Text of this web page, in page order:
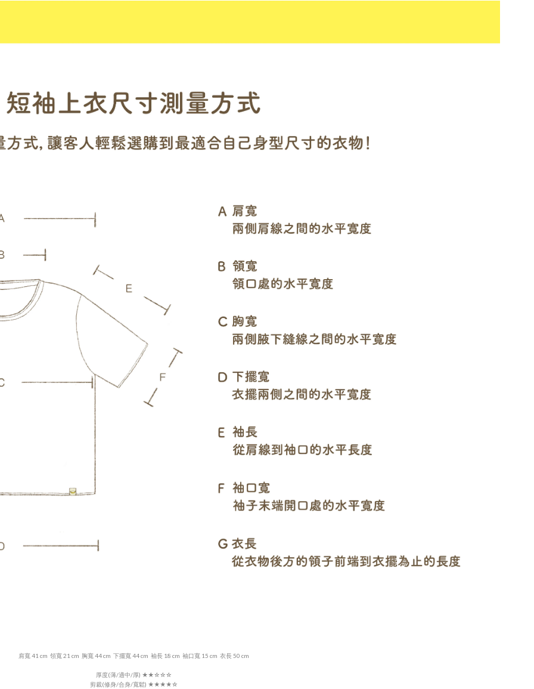
肩寬 41 cm 領寬 21 cm 胸寬 44 cm 下擺寬 44 cm 袖長 18 cm 袖口寬 15 cm 衣長 50 cm
厚度(薄/適中/厚) ★★☆☆☆
剪裁(修身/合身/寬鬆) ★★★★☆